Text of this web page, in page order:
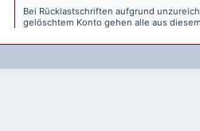
Bei Rücklastschriften aufgrund
gelöschtem Konto gehen alle aus